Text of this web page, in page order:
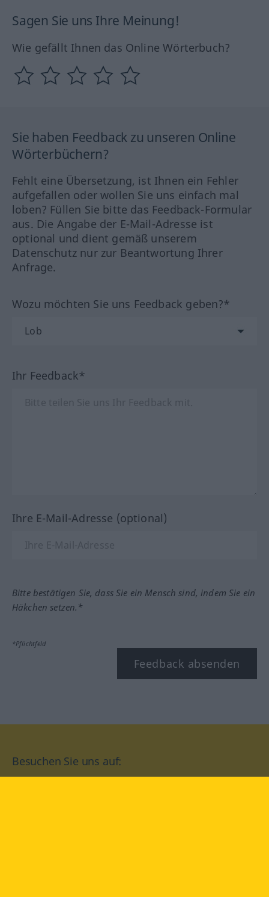
Sagen Sie uns Ihre Meinung!
Wie gefällt Ihnen das Online Wörterbuch?
Sie haben Feedback zu unseren Online
Wörterbüchern?
Fehlt eine Übersetzung, ist Ihnen ein Fehler
aufgefallen oder wollen Sie uns einfach mal
loben? Füllen Sie bitte das Feedback-Formular
aus. Die Angabe der E-Mail-Adresse ist
optional und dient gemäß unserem
Datenschutz nur zur Beantwortung Ihrer
Anfrage.
Wozu möchten Sie uns Feedback geben?*
Ihr Feedback*
Ihre E-Mail-Adresse (optional)
Bitte bestätigen Sie, dass Sie ein Mensch sind, indem Sie ein
Häkchen setzen.*
*Pflichtfeld
Feedback absenden
Besuchen Sie uns auf: